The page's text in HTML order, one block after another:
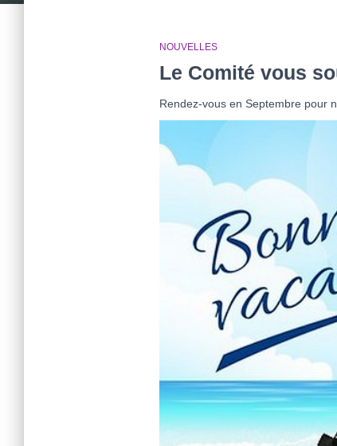
NOUVELLES
Le Comité vous
Rendez-vous en Septembre pour